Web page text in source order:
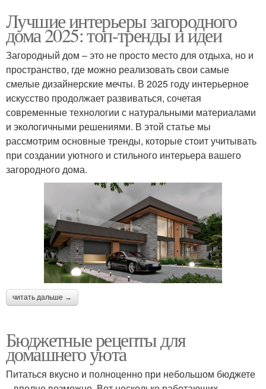
Лучшие интерьеры загородного
дома 2025: топ-тренды и идеи
Загородный дом – это не просто место для отдыха, но и
пространство, где можно реализовать свои самые
смелые дизайнерские мечты. В 2025 году интерьерное
искусство продолжает развиваться, сочетая
современные технологии с натуральными материалами
и экологичными решениями. В этой статье мы
рассмотрим основные тренды, которые стоит учитывать
при создании уютного и стильного интерьера вашего
загородного дома.
читать дальше →
Бюджетные рецепты для
домашнего уюта
Питаться вкусно и полноценно при небольшом бюджете